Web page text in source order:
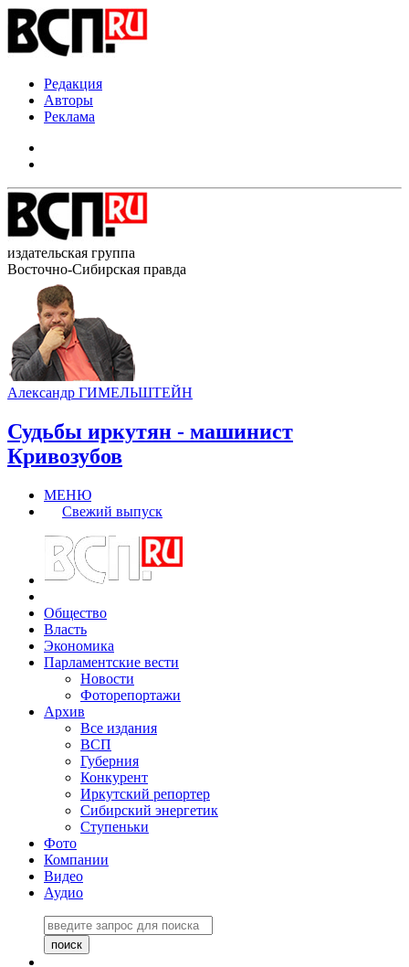
Редакция
Авторы
Реклама
издательская группа
Восточно-Сибирская правда
Александр ГИМЕЛЬШТЕЙН
Судьбы иркутян - машинист
Кривозубов
МЕНЮ
Свежий выпуск
Общество
Власть
Экономика
Парламентские вести
Новости
Фоторепортажи
Архив
Все издания
ВСП
Губерния
Конкурент
Иркутский репортер
Сибирский энергетик
Ступеньки
Фото
Компании
Видео
Аудио